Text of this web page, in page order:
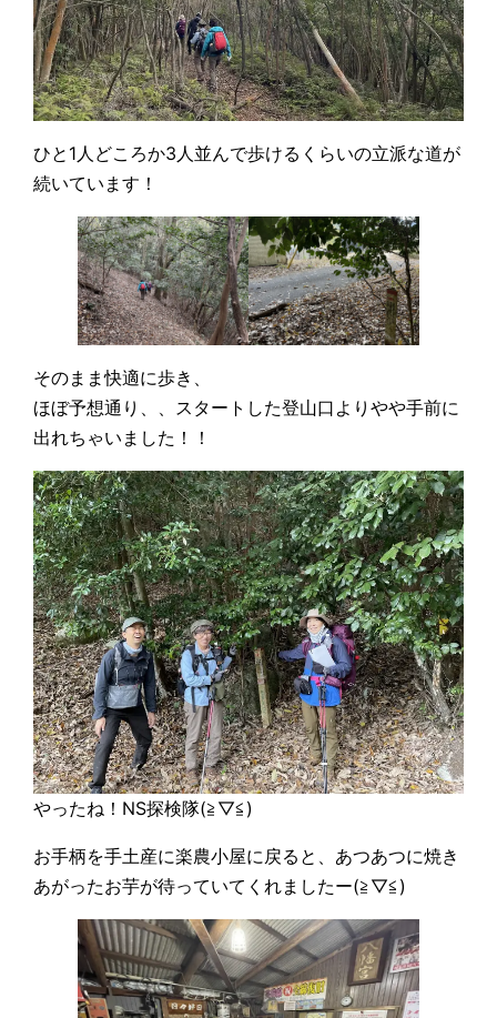
ひと1人どころか3人並んで歩けるくらいの立派な道が
続いています！
そのまま快適に歩き、
ほぼ予想通り、、スタートした登山口よりやや手前に
出れちゃいました！！
やったね！NS探検隊(≧▽≦)
お手柄を手土産に楽農小屋に戻ると、あつあつに焼き
あがったお芋が待っていてくれましたー(≧▽≦)